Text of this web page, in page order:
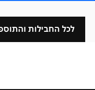
לכל החבילות